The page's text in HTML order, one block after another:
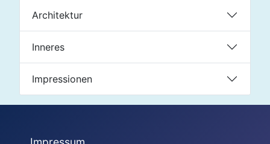
Architektur
Inneres
Impressionen